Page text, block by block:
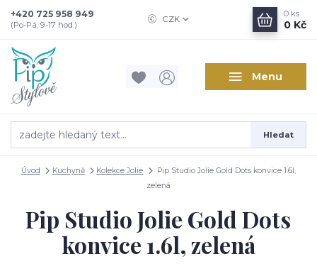
Menu
CZK
Hledat
+420 725 958 949
(Po-Pá, 9-17 hod.)
0 ks
0 Kč
Úvod Kuchyně Kolekce Jolie
Pip Studio Jolie Gold Dots konvice 1.6l,
zelená
Pip Studio Jolie Gold Dots
konvice 1.6l, zelená